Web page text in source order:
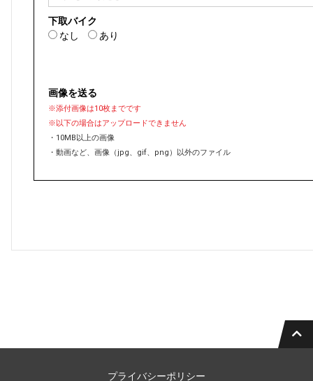
下取バイク
なし
あり
画像を送る
※添付画像は10枚までです
※以下の場合はアップロードできません
・10MB以上の画像
・動画など、画像（jpg、gif、png）以外のファイル
プライバシーポリシー